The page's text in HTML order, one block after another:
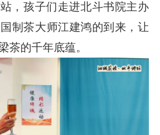
，孩子们走进北斗书院主办
制茶大师江建鸿的到来，让
茶的千年底蕴。